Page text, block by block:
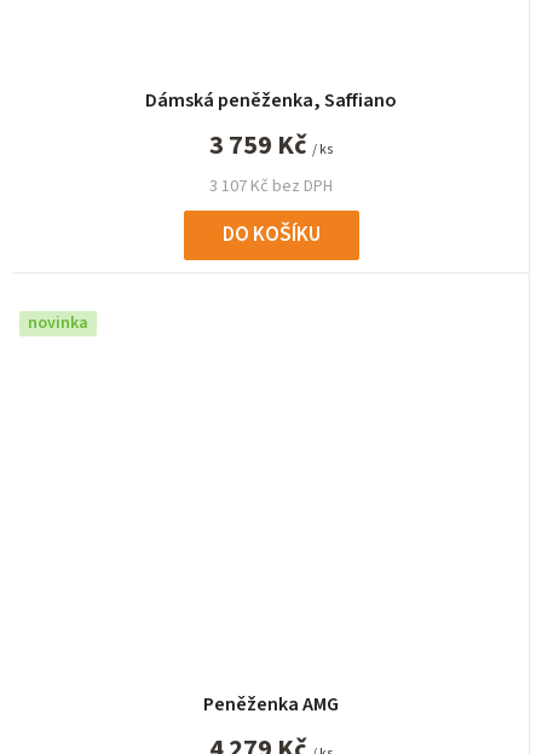
Dámská peněženka, Saffiano
3 107 Kč bez DPH
3 759 Kč / ks
DO KOŠÍKU
novinka
Peněženka AMG